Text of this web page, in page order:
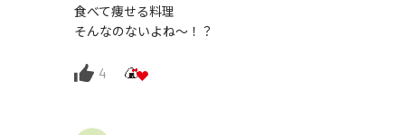
食べて痩せる料理
そんなのないよね〜！？
4